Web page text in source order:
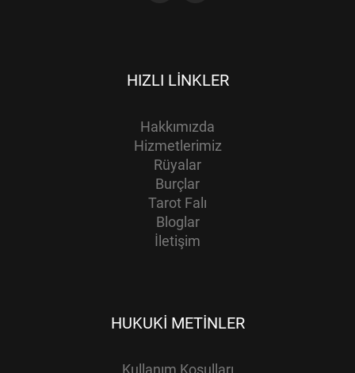
HIZLI LINKLER
Hakkımızda
Hizmetlerimiz
Rüyalar
Burçlar
Tarot Falı
Bloglar
İletişim
HUKUKI METINLER
Kullanım Koşulları